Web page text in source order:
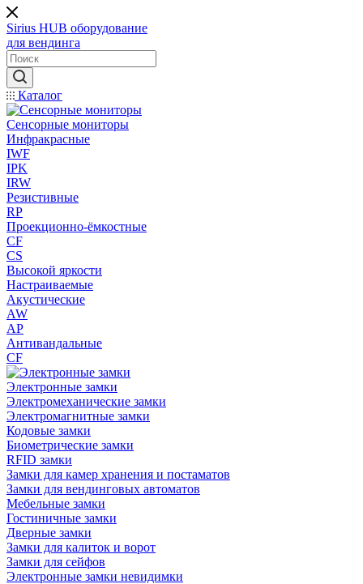
Sirius HUB оборудование
для вендинга
Каталог
Сенсорные мониторы
Инфракрасные
IWF
IPK
IRW
Резистивные
RP
Проекционно-ёмкостные
CF
CS
Высокой яркости
Настраиваемые
Акустические
AW
AP
Антивандальные
CF
Электронные замки
Электромеханические замки
Электромагнитные замки
Кодовые замки
Биометрические замки
RFID замки
Замки для камер хранения и постаматов
Замки для вендинговых автоматов
Мебельные замки
Гостиничные замки
Дверные замки
Замки для калиток и ворот
Замки для сейфов
Электронные замки невидимки